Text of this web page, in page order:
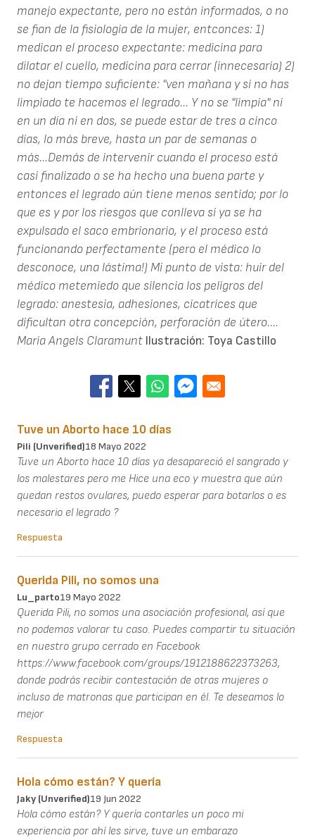
manejo expectante, pero no están informados, o no
se fian de la fisiologia de la mujer, entconces: 1)
medican el proceso expectante: medicina para
dilatar el cuello, medicina para cerrar (innecesaria) 2)
no dejan tiempo suficiente: "ven mañana y si no has
limpiado te hacemos el legrado... Y no se "limpia" ni
en un día ni en dos, se puede estar de tres a cinco
días, lo más breve, hasta un par de semanas o
más...Demás de intervenir cuando el proceso está
casi finalizado o se ha hecho una buena parte y
entonces el legrado aún tiene menos sentido; por lo
que es y por los riesgos que conlleva si ya se ha
expulsado el saco embrionario, y el proceso está
funcionando perfectamente (pero el médico lo
desconoce, una lástima!) Mi punto de vista: huir del
médico metemiedo que silencia los peligros del
legrado: anestesia, adhesiones, cicatrices que
dificultan otra concepción, perforación de útero....
Maria Angels Claramunt Ilustración: Toya Castillo
Tuve un Aborto hace 10 días
Pili (unverified)18 Mayo 2022
Tuve un Aborto hace 10 días ya desapareció el sangrado y
los malestares pero me Hice una eco y muestra que aún
quedan restos ovulares, puedo esperar para botarlos o es
necesario el legrado ?
Respuesta
Querida Pili, no somos una
Lu_parto19 Mayo 2022
Querida Pili, no somos una asociación profesional, así que
no podemos valorar tu caso. Puedes compartir tu situación
en nuestro grupo cerrado en Facebook
https://www.facebook.com/groups/1912188622373263,
donde podrás recibir contestación de otras mujeres o
incluso de matronas que participan en él. Te deseamos lo
mejor
Respuesta
Hola cómo están? Y quería
Jaky (unverified)19 Jun 2022
Hola cómo están? Y quería contarles un poco mi
experiencia por ahí les sirve, tuve un embarazo